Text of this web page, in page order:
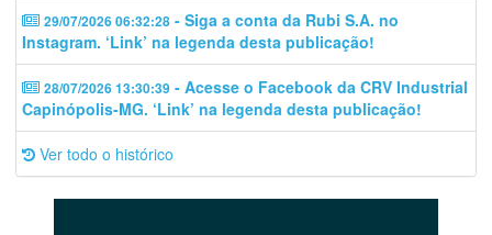
29/07/2026 06:32:28 - Siga a conta da Rubi S.A. no
Instagram. ‘Link’ na legenda desta publicação!
28/07/2026 13:30:39 - Acesse o Facebook da CRV Industrial
Capinópolis-MG. ‘Link’ na legenda desta publicação!
Ver todo o histórico